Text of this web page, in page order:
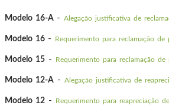
Modelo 16-A - Alegação justificativa de
Modelo 16 - Requerimento para reclamação de
Modelo 15 - Requerimento para reclamação de
Modelo 12-A - Alegação justificativa de
Modelo 12 - Requerimento para reapreciação